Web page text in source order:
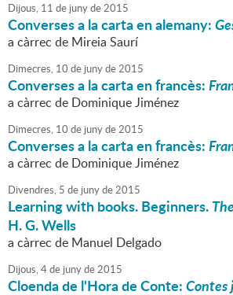
Dijous, 11 de junyde2015
Converses a la carta en alemany:
a càrrec de Mireia Saurí
Dimecres, 10 de junyde2015
Converses a la carta en francès:
a càrrec de Dominique Jiménez
Dimecres, 10 de junyde2015
Converses a la carta en francès:
a càrrec de Dominique Jiménez
Divendres, 5 de junyde2015
Learning with books. Beginners.
H. G. Wells
a càrrec de Manuel Delgado
Dijous,4de junyde2015
Cloenda de l'Hora de Conte:Contes